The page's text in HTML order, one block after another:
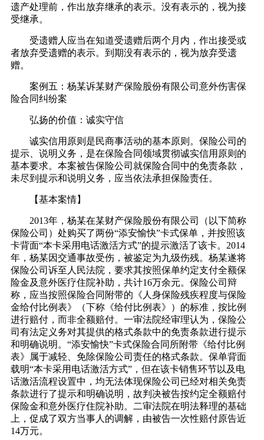
遗产处理前，作出放弃继承的表示。没有表示的，视为接
受继承。
受遗赠人应当在知道受遗赠后两个月内，作出接受或
者放弃受遗赠的表示。到期没有表示的，视为放弃受遗
赠。
案例五：杨某诉某财产保险股份有限公司意外伤害保
险合同纠纷案
弘扬的价值：诚实守信
诚实信用原则是民商事活动的基本原则。保险公司的
提示、说明义务，是在保险合同领域贯彻诚实信用原则的
基本要求。本案被告保险公司就保险合同中的免责条款，
未尽到提示和说明义务，应当依法承担保险责任。
【基本案情】
2013年，杨某在某财产保险股份有限公司（以下简称
保险公司）处购买了两份“添安愉快”卡式保单，并按照该
卡背面“本卡采用电话激活方式”的提示激活了该卡。2014
年，杨某因交通事故受伤，被鉴定为九级伤残。杨某遂将
保险公司诉至人民法院，要求其按照保单约定支付全额保
险金及意外医疗住院补助，共计16万余元。保险公司辩
称，应当按照保险合同附带的《人身保险残疾程度与保险
金给付比例表》（下称《给付比例表》）的标准，按比例
进行赔付，而非全额赔付。一审法院经审理认为，保险公
司有法定义务对其提供的格式条款中的免责条款进行提示
和明确说明。“添安愉快”卡式保险合同所附带《给付比例
表》属于减轻、免除保险公司责任的格式条款。保单背面
载明“本卡采用电话激活方式”，但在该卡销售环节以及电
话激活流程设置中，均无法体现保险公司已经对相关免责
条款进行了提示和明确说明，故判决被告按约定全额赔付
保险金和意外医疗住院补助。二审法院在明法释理的基础
上，促成了双方当事人的调解，由被告一次性赔付原告近
14万元。